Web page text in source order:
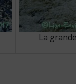
La